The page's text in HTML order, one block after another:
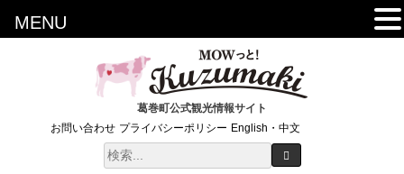
葛巻町公式観光情報サイト
お問い合わせ プライバシーポリシー English・中文
MENU